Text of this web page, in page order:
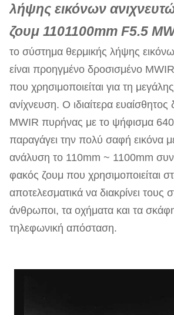
λήψης εικόνων
ζουμ 1101100mm F5.5
το σύστημα θερμικής λήψης
είναι προηγμένο δροσισμένο
που χρησιμοποιείται για τη
ανίχνευση. Ο ιδιαίτερα ευαίσθητος
MWIR πυρήνας με το ψήφισμα
παραγάγει την πολύ σαφή εικόνα
ανάλυση το 110mm ~ 1100mm
φακός ζουμ που χρησιμοποιείται
αποτελεσματικά να διακρίνει τους
άνθρωποι, τα οχήματα και τα
τηλεφωνική απόσταση.